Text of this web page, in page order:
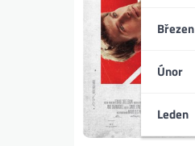
Březen
Únor
Leden